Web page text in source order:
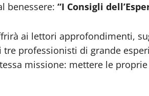
benessere: “I Consigli
ai lettori approfondimenti,
professionisti di grande
missione: mettere le proprie